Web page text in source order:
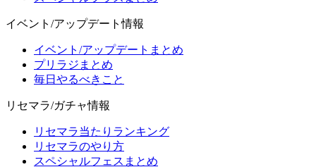
イベント/アップデート情報
イベント/アップデートまとめ
プリラジまとめ
毎日やるべきこと
リセマラ/ガチャ情報
リセマラ当たりランキング
リセマラのやり方
スペシャルフェスまとめ